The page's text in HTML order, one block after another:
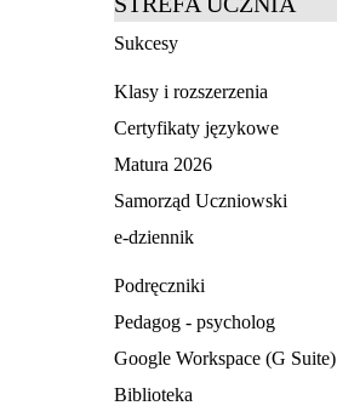
Sukcesy
Klasy i rozszerzenia
Certyfikaty językowe
Matura 2026
Samorząd Uczniowski
e-dziennik
Podręczniki
Pedagog - psycholog
Google Workspace (G Suite)
Biblioteka